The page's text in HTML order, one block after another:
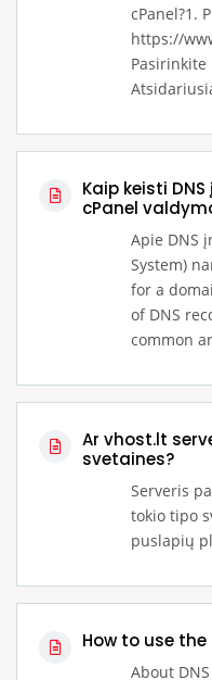
cPanel?1.
https://
Pasirinkite
Kaip keisti
cPanel
Apie DNS
System)
for a
of DNS
common
Ar vhost.lt
svetaines?
Serveris
tokio tipo
puslapių
How to use the
About